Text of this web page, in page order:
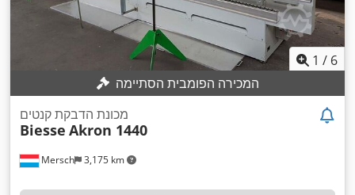
1 / 6
המכירה הפומבית הסתיימה
Mersch 3,175 km
מכונת הדבקת קנטים
Biesse Akron 1440